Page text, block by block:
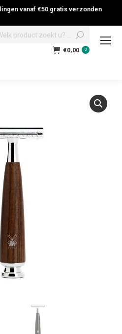
vanaf €50 gratis verzonden
€0,00 0